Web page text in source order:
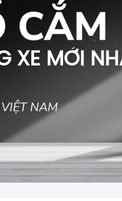
XE MỚI